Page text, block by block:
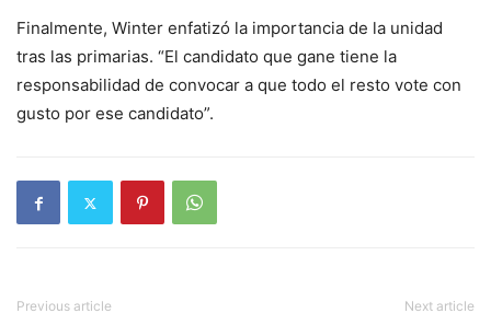
Finalmente, Winter enfatizó la importancia de la unidad
tras las primarias. “El candidato que gane tiene la
responsabilidad de convocar a que todo el resto vote con
gusto por ese candidato”.
Previous article Next article